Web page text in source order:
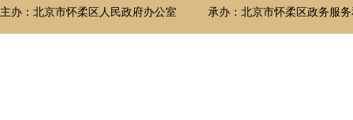
主办：北京市怀柔区人民政府办公室 承办：北京市怀柔区政务服